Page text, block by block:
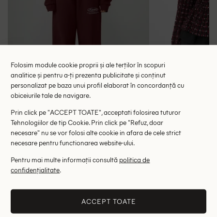
Bluza Missguided, visiniu
64.90 lei
RRP: 130.00 lei
S
- 86% - 54%
Folosim module cookie proprii și ale terților în scopuri
analitice și pentru a-ți prezenta publicitate și conținut
personalizat pe baza unui profil elaborat în concordanță cu
obiceiurile tale de navigare.
Prin click pe "ACCEPT TOATE", acceptati folosirea tuturor
Tehnologiilor de tip Cookie. Prin click pe "Refuz, doar
necesare" nu se vor folosi alte cookie in afara de cele strict
necesare pentru functionarea website-ului.
Pentru mai multe informații consultă politica de
confidențialitate.
ACCEPT TOATE